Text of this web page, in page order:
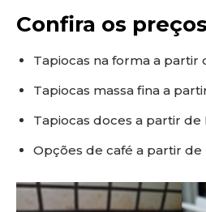
Confira os
Tapiocas na forma a partir
Tapiocas massa fina a
Tapiocas doces a partir de
Opções de café a partir de